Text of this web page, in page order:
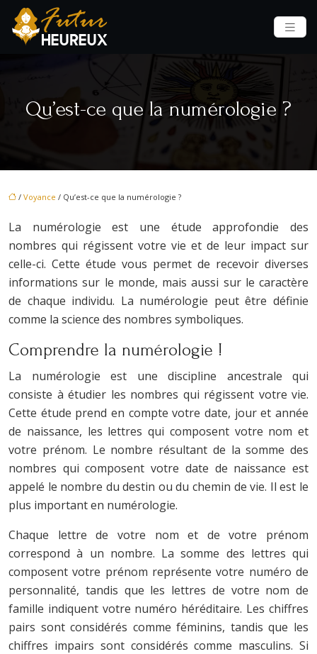
Qu’est-ce que la numérologie ?
/ Voyance / Qu’est-ce que la numérologie ?
La numérologie est une étude approfondie des
nombres qui régissent votre vie et de leur impact sur
celle-ci. Cette étude vous permet de recevoir diverses
informations sur le monde, mais aussi sur le caractère
de chaque individu. La numérologie peut être définie
comme la science des nombres symboliques.
Comprendre la numérologie !
La numérologie est une discipline ancestrale qui
consiste à étudier les nombres qui régissent votre vie.
Cette étude prend en compte votre date, jour et année
de naissance, les lettres qui composent votre nom et
votre prénom. Le nombre résultant de la somme des
nombres qui composent votre date de naissance est
appelé le nombre du destin ou du chemin de vie. Il est le
plus important en numérologie.
Chaque lettre de votre nom et de votre prénom
correspond à un nombre. La somme des lettres qui
composent votre prénom représente votre numéro de
personnalité, tandis que les lettres de votre nom de
famille indiquent votre numéro héréditaire. Les chiffres
pairs sont considérés comme féminins, tandis que les
chiffres impairs sont considérés comme masculins. Si